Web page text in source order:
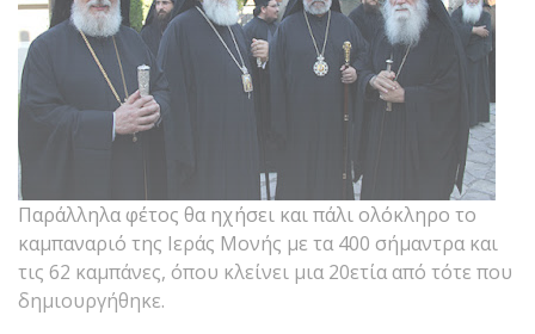
Παράλληλα φέτος θα ηχήσει και πάλι ολόκληρο το
καμπαναριό της Ιεράς Μονής με τα 400 σήμαντρα και
τις 62 καμπάνες, όπου κλείνει μια 20ετία από τότε που
δημιουργήθηκε.